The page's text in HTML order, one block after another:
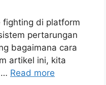
fighting di platform
pertarungan
bagaimana cara
artikel ini, kita
… Read more